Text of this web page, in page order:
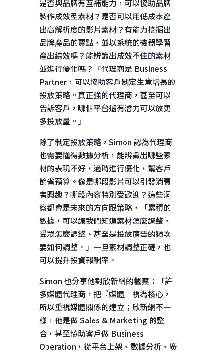
是否與品牌有互補能力，可以協助品牌
製作成效型素材？是否可以用低成本產
出高解析度的影片素材？有能力挖掘出
品牌產品的賣點，並以系統的機器學習
產出綜效嗎？能辨識出成效不佳的素材
並進行優化嗎？「代理商是Business
Partner，可以協助客戶制定生意增長的
投放策略。真正強的代理商，甚至可以
告訴客戶，哪個平台還有潛力可以放更
多投放量。」
除了制定投放策略， Simon 認為代理商
也需要懂得數據分析，能辨識出哪些素
材的表現不好，適時進行優化，幫客戶
節省預算。像是哪段影片可以引發消費
者興趣？哪段內容特別受歡迎？這些洞
察都會是未來的方向跟策略，「累積的
數據，可以讓我們知道素材怎麼調整、
受眾怎麼調整、甚至是投放廣告的頻次
要如何調整。」一旦素材調整正確，也
可以提升投資報酬率。
Simon 也分享他對欣新網的觀察：「許
多媒體代理商，把『媒體』視為核心，
所以重視媒體關係的建立；欣新網不一
樣，他是做Sales & Marketing 的整
合，甚至協助客戶做Business
Operation ，從平台上架、數據分析、廣